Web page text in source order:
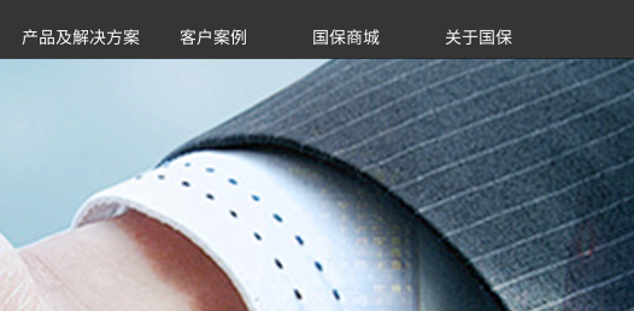
产品及解决方案 客户案例 国保商城 关于国保